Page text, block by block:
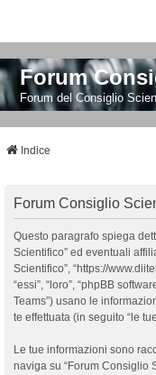
Forum
Forum del Consiglio
Indice
Forum Consiglio
Questo paragrafo spiega
Scientifico” ed eventuali
Scientifico”, “https://
“essi”, “loro”, “phpBB
Teams”) usano le
te effettuata (in seguito “le
Le tue informazioni sono
naviga su “Forum Consiglio